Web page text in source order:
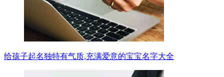
给孩子起名独特有气质,充满爱意的宝宝名字大全